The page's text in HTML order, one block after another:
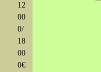
12
00
0/
18
00
0€